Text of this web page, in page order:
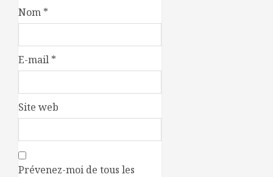
Nom *
E-mail *
Site web
Prévenez-moi de tous les